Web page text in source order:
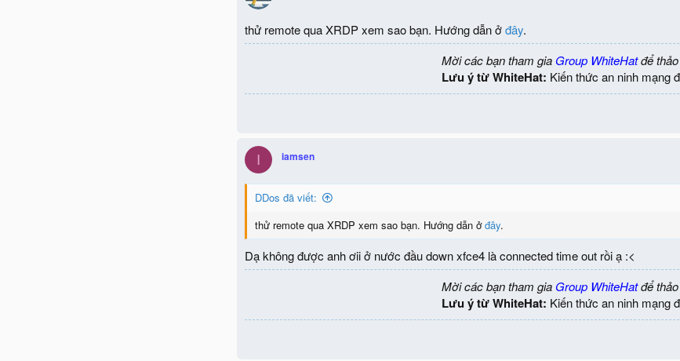
thử remote qua XRDP xem sao bạn. Hướng dẫn ởđây.
Mời các bạn tham gia Group WhiteHatđể thảo
Lưu ý từ WhiteHat: Kiến thức an ninh mạng
I iamsen
DDos đã viết:
thử remote qua XRDP xem sao bạn. Hướng dẫn ởđây.
Dạ không được anh ơii ở nước đầu down xfce4 là connected time out rồi ạ :<
Mời các bạn tham gia Group WhiteHatđể thảo
Lưu ý từ WhiteHat: Kiến thức an ninh mạng